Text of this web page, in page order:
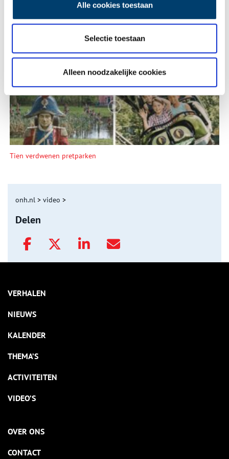
Alle cookies toestaan
Selectie toestaan
Alleen noodzakelijke cookies
Een jaar rond in de Eendenkooi ’t Zand
Tien verdwenen pretparken
onh.nl > video >
Delen
VERHALEN
NIEUWS
KALENDER
THEMA’S
ACTIVITEITEN
VIDEO’S
OVER ONS
CONTACT